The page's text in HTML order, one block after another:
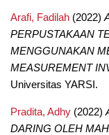
Arafi, Fadilah(2022)
PERPUSTAKAAN
MENGGUNAKAN
MEASUREMENT
Universitas YARSI.
Pradita, Adhy(2022)
DARING OLEH